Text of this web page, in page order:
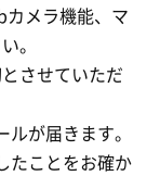
カメラ機能、マ
。
させていただ
が届きます。
たことをお確か